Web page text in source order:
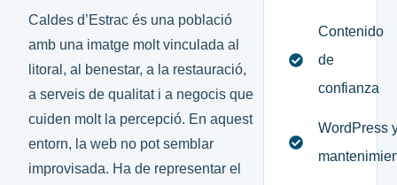
Caldes d’Estrac és una població
amb una imatge molt vinculada al
litoral, al benestar, a la restauració,
a serveis de qualitat i a negocis que
cuiden molt la percepció. En aquest
entorn, la web no pot semblar
improvisada. Ha de representar el
Contenido
de
confianza
WordPress